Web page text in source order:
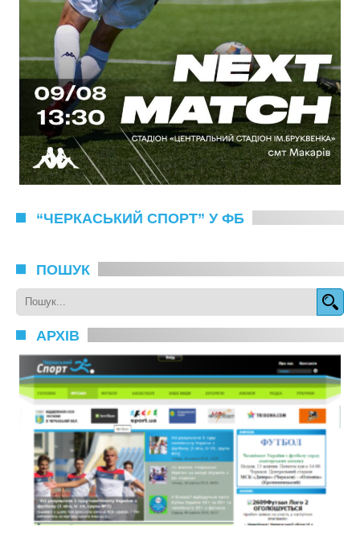
“ЧЕРКАСЬКИЙ СПОРТ” У ФБ
ПОШУК
АРХІВ